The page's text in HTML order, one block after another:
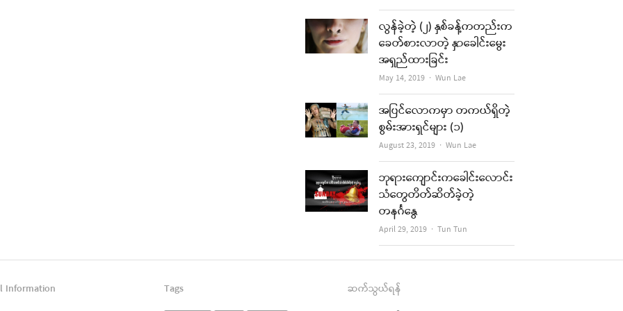
လွန်ခဲ့တဲ့ (၂) နှစ်ခန့်ကတည်းက
ခေတ်စားလာတဲ့ နှာခေါင်းမွေး
အရှည်ထားခြင်း
May 14, 2019 Author
Wun Lae
အပြင်လောကမှာ တကယ်ရှိတဲ့
စွမ်းအားရှင်များ (၁)
August 23, 2019 Author
Wun Lae
ဘုရားကျောင်းကခေါင်းလောင်း
သံတွေတိတ်ဆိတ်ခဲ့တဲ့
တနင်္ဂနွေ
April 29, 2019 Author
Tun Tun
Information
Tags
ဆက်သွယ်ရန်